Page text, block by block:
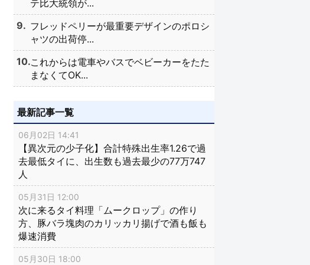
テ比大統領が...
フレッドペリーが最重要デザインのポロシ
ャツの出荷停...
これからは電車やバスでベビーカーをたた
まなくてOK...
最新記事一覧
06月02日 14:41
【異次元の少子化】合計特殊出生率1.26で過
去最低タイに、出生数も過去最少の77万747
人
05月31日 12:00
次に来るタイ料理「ムークロップ」の作り
方、豚バラ塊肉のカリッカリ揚げで酒も飯も
爆速消費
05月30日 18:00